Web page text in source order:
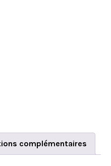
complémentaires